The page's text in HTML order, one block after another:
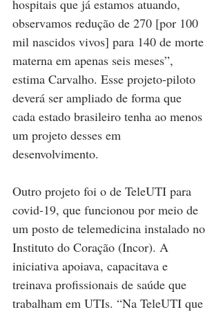
hospitais que já estamos atuando,
observamos redução de 270 [por 100
mil nascidos vivos] para 140 de morte
materna em apenas seis meses”,
estima Carvalho. Esse projeto-piloto
deverá ser ampliado de forma que
cada estado brasileiro tenha ao menos
um projeto desses em
desenvolvimento.
Outro projeto foi o de TeleUTI para
covid-19, que funcionou por meio de
um posto de telemedicina instalado no
Instituto do Coração (Incor). A
iniciativa apoiava, capacitava e
treinava profissionais de saúde que
trabalham em UTIs. “Na TeleUTI que